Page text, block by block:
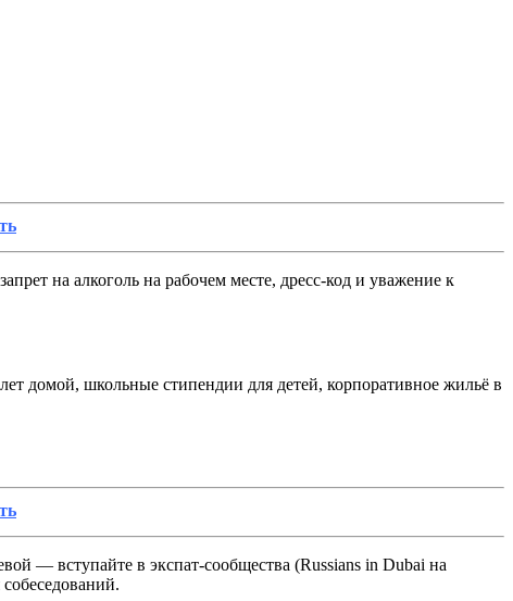
на алкоголь на рабочем месте, дресс-код и уважение к
домой, школьные стипендии для детей, корпоративное жильё в
— вступайте в экспат-сообщества (Russians in Dubai на